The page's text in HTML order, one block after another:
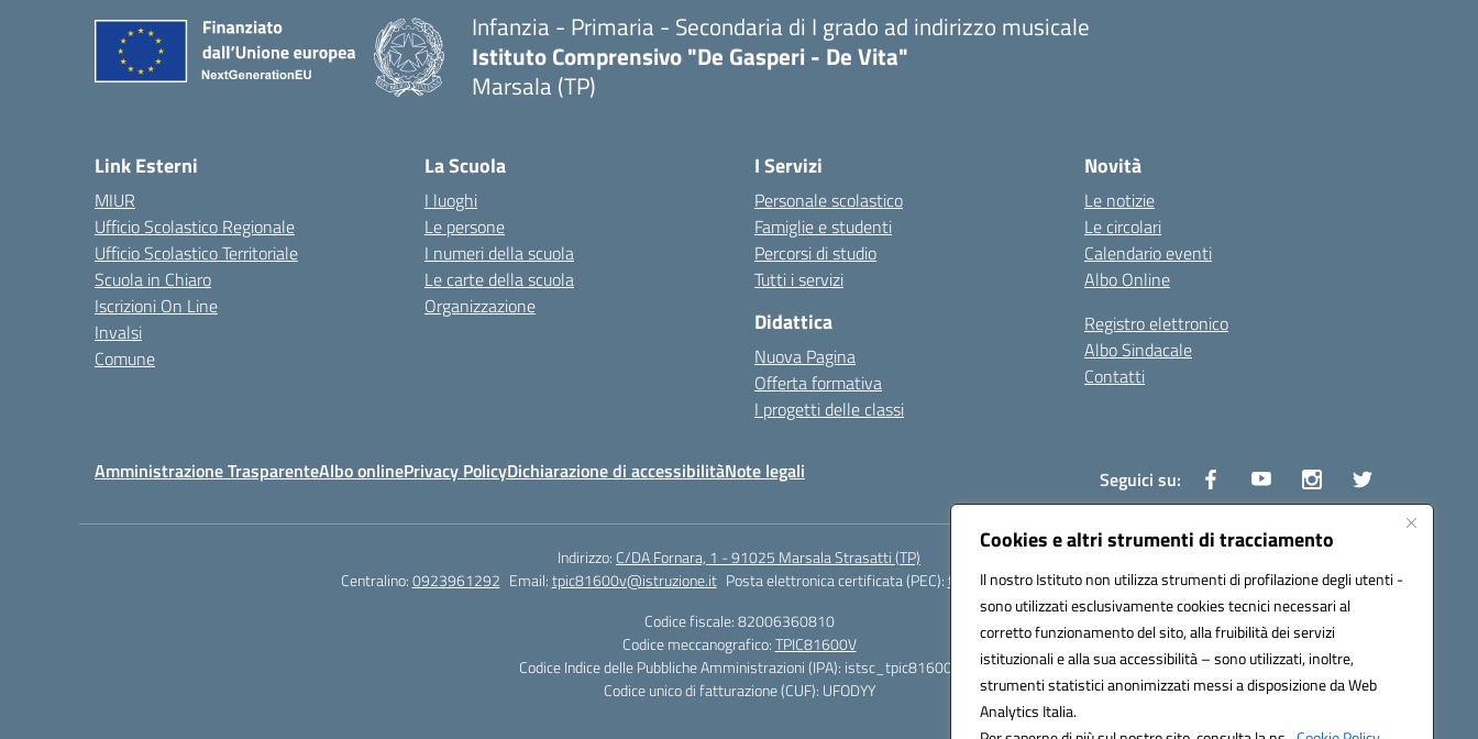
Cookies e altri strumenti di tracciamento
Il nostro Istituto non utilizza strumenti di profilazione degli utenti -
sono utilizzati esclusivamente cookies tecnici necessari al
corretto funzionamento del sito, alla fruibilità dei servizi
istituzionali e alla sua accessibilità – sono utilizzati, inoltre,
strumenti statistici anonimizzati messi a disposizione da Web
Analytics Italia.
Infanzia - Primaria - Secondaria di I grado ad indirizzo musicale
Istituto Comprensivo "De Gasperi - De Vita"
Marsala (TP)
Link Esterni
MIUR
Ufficio Scolastico Regionale
Ufficio Scolastico Territoriale
Scuola in Chiaro
Iscrizioni On Line
Invalsi
Comune
La Scuola
I luoghi
Le persone
I numeri della scuola
Le carte della scuola
Organizzazione
I Servizi
Personale scolastico
Famiglie e studenti
Percorsi di studio
Tutti i servizi
Didattica
Nuova Pagina
Offerta formativa
I progetti delle classi
Novità
Le notizie
Le circolari
Calendario eventi
Albo Online
Registro elettronico
Albo Sindacale
Contatti
Amministrazione TrasparenteAlbo onlinePrivacy PolicyDichiarazione di accessibilitàNote legali Seguici su:
Indirizzo: C/DA Fornara, 1 - 91025 Marsala Strasatti (TP)
Centralino:0923961292 Email:tpic81600v@istruzione.it Posta elettronica certificata (PEC):tpic81600v@pec.istruzione.it
Codice fiscale: 82006360810
Codice meccanografico:TPIC81600V
Codice Indice delle Pubbliche Amministrazioni (IPA): istsc_tpic81600v
Codice unico di fatturazione (CUF): UFODYY